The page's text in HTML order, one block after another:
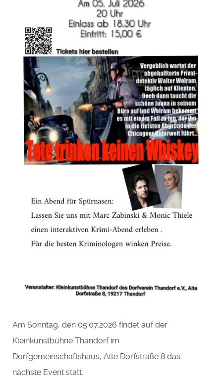
Am Sonntag, den 05.07.2026 findet auf der
Kleinkunstbühne Thandorf im
Dorfgemeinschaftshaus, Alte Dorfstraße 8 das
nächste Event statt.